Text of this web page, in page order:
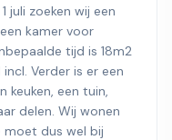
juli zoeken wij een
kamer voor
tijd is 18m2
Verder is er een
keuken, een tuin,
delen. Wij wonen
moet dus wel bij